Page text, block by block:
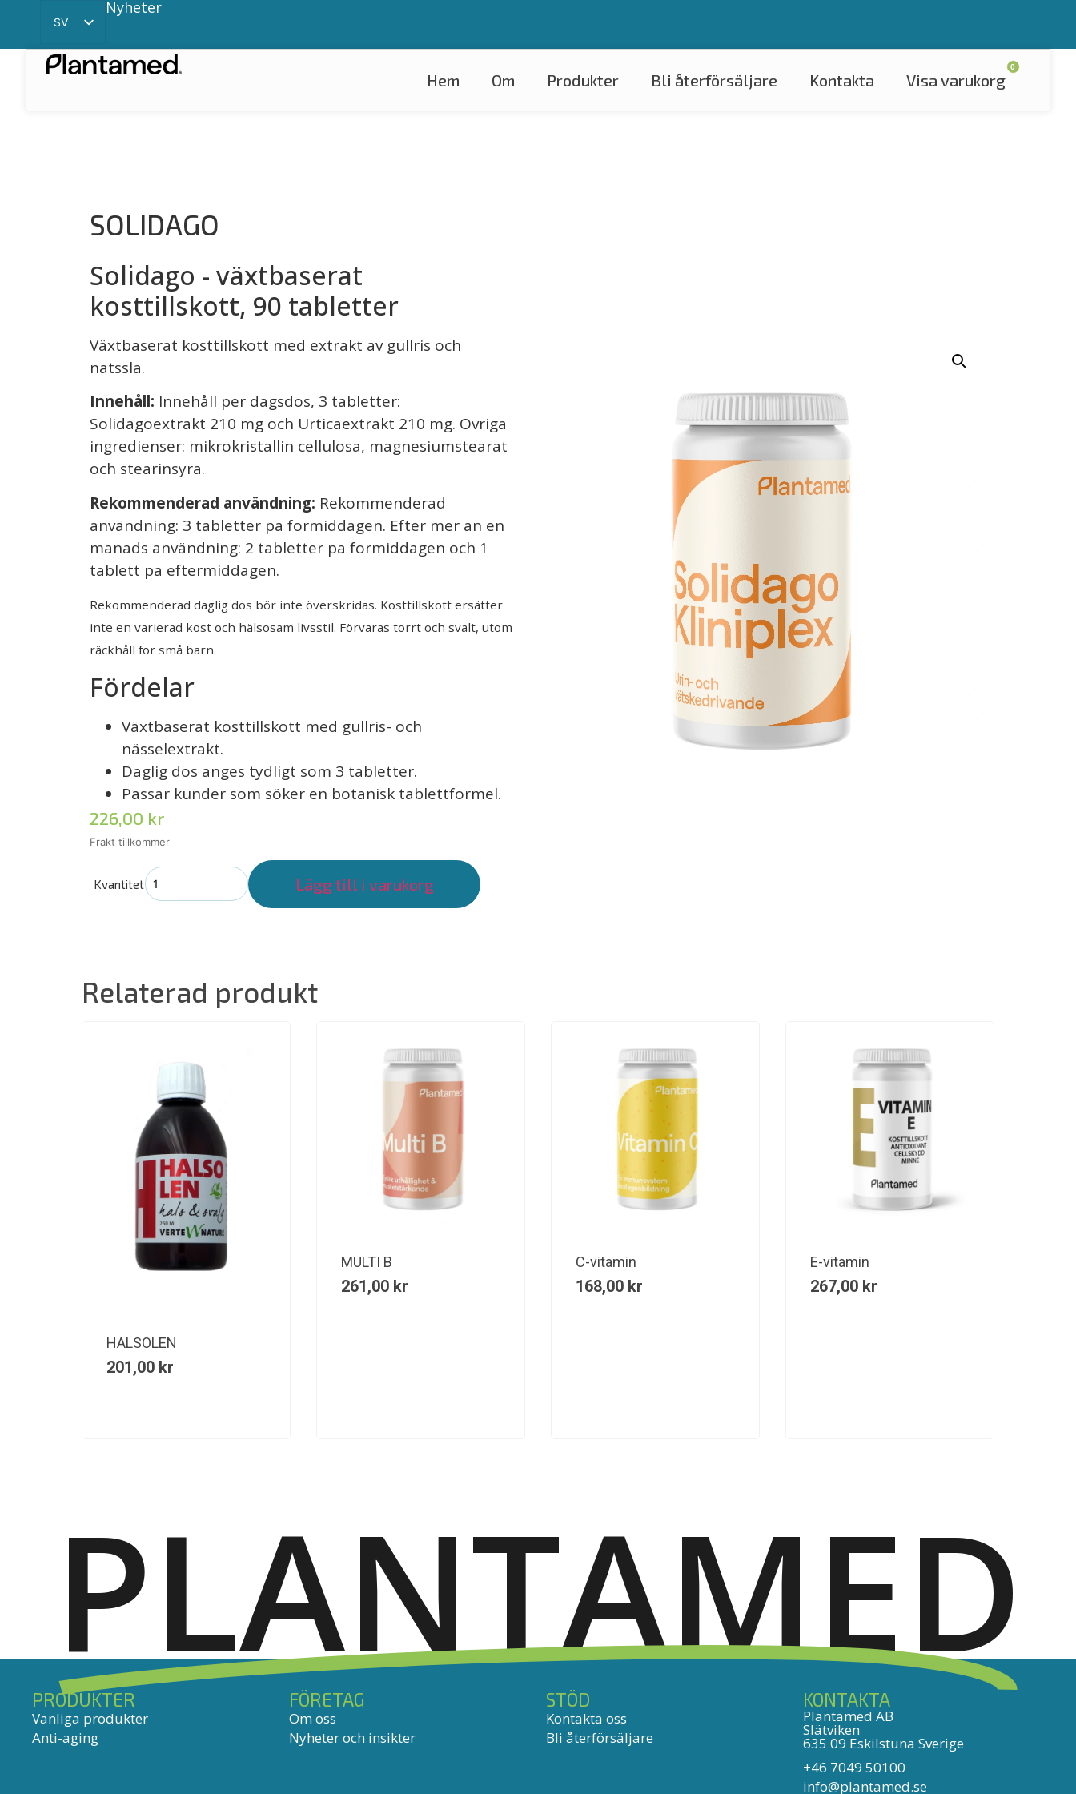
SV
EN
CN
Nyheter
0
Om Produkter Bli återförsäljare Kontakta
SOLIDAGO
Solidago - växtbaserat
kosttillskott, 90 tabletter
Växtbaserat kosttillskott med extrakt av gullris och
natssla.
Innehåll: Innehåll per dagsdos, 3 tabletter:
Solidagoextrakt 210 mg och Urticaextrakt 210 mg. Ovriga
ingredienser: mikrokristallin cellulosa, magnesiumstearat
och stearinsyra.
Rekommenderad användning: Rekommenderad
användning: 3 tabletter pa formiddagen. Efter mer an en
manads användning: 2 tabletter pa formiddagen och 1
tablett pa eftermiddagen.
Rekommenderad daglig dos bör inte överskridas. Kosttillskott ersätter
inte en varierad kost och hälsosam livsstil. Förvaras torrt och svalt, utom
räckhåll for små barn.
Fördelar
Växtbaserat kosttillskott med gullris- och
nässelextrakt.
Daglig dos anges tydligt som 3 tabletter.
Passar kunder som söker en botanisk tablettformel.
226,00 kr
Kvantitet Lägg till i varukorg
Relaterad produkt
HALSOLEN
201,00 kr
MULTI B
261,00 kr
C-vitamin
168,00 kr
E-vitamin
267,00 kr
PLANTAMED
PRODUKTER
Vanliga produkter
Anti-aging
FÖRETAG
Om oss
Nyheter och insikter
STÖD
Kontakta oss
Bli återförsäljare
KONTAKTA
Plantamed AB
Slätviken
635 09 Eskilstuna Sverige
+46 7049 50100
info@plantamed.se